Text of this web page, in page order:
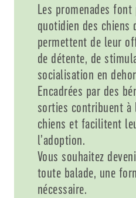
Les promenades
quotidien des chiens
permettent de leur
de détente, de
socialisation en
Encadrées par des
sorties contribuent à
chiens et facilitent
l’adoption.
Vous souhaitez
toute balade, une
nécessaire.